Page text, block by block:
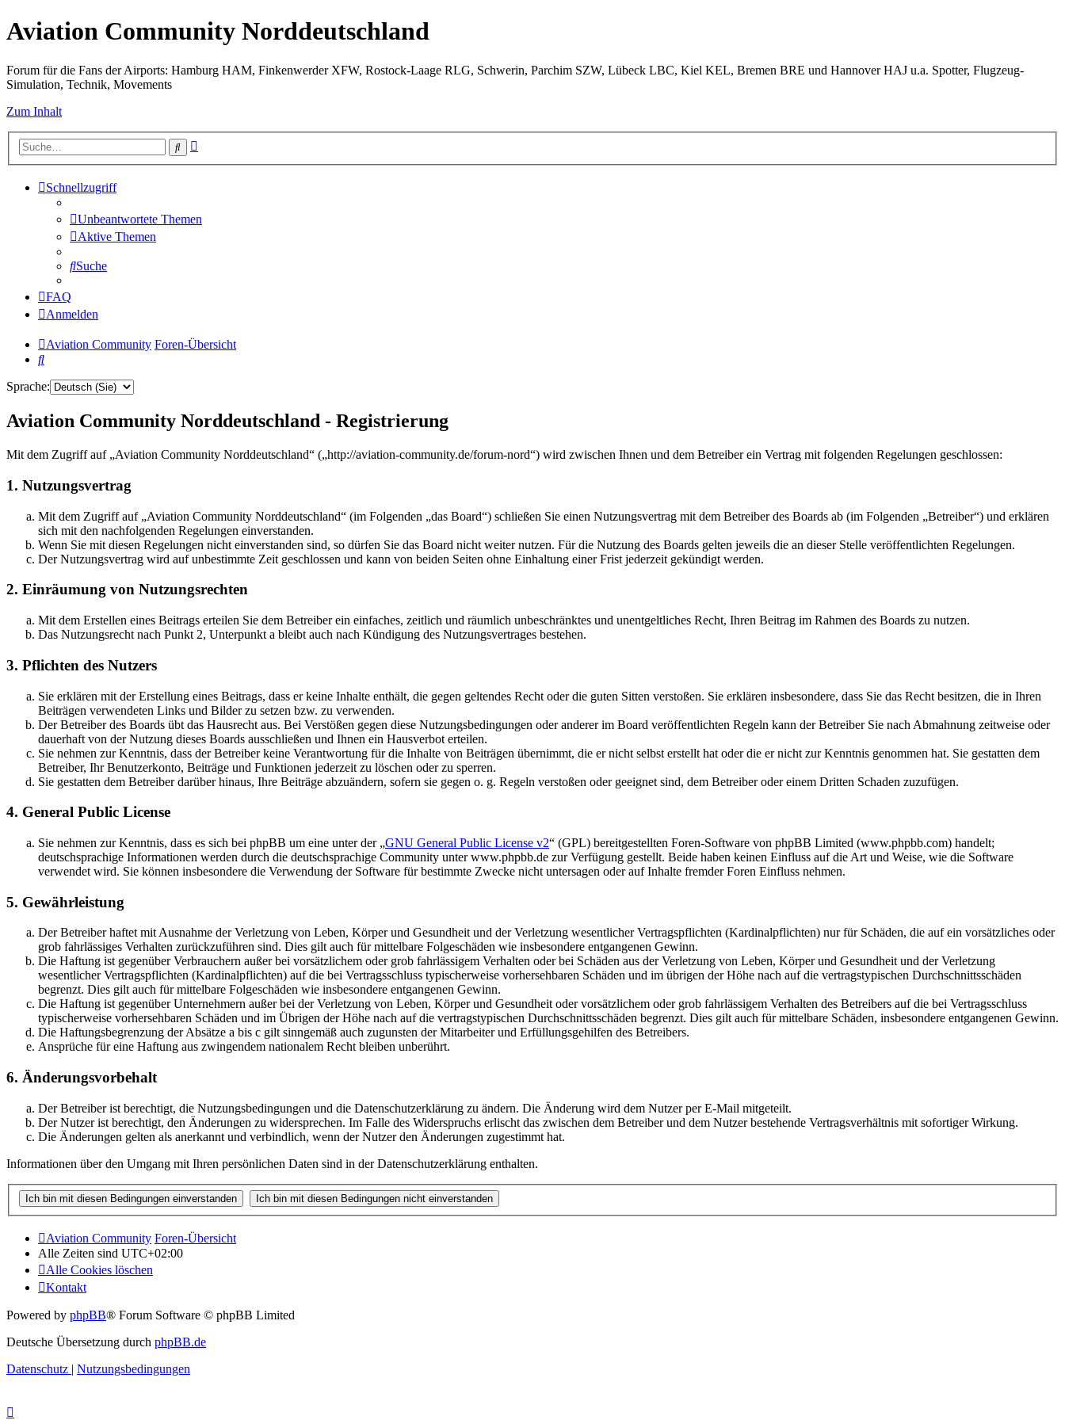
Aviation Community Norddeutschland
Forum für die Fans der Airports: Hamburg HAM, Finkenwerder XFW, Rostock-Laage RLG, Schwerin, Parchim SZW, Lübeck LBC, Kiel KEL, Bremen BRE und Hannover HAJ u.a. Spotter, Flugzeug-
Simulation, Technik, Movements
Zum Inhalt
Suche
Schnellzugriff
Unbeantwortete Themen
Aktive Themen
Suche
FAQ
Anmelden
Aviation Community Foren-Übersicht
Suche
Sprache:
Aviation Community Norddeutschland - Registrierung
Mit dem Zugriff auf „Aviation Community Norddeutschland“ („http://aviation-community.de/forum-nord“) wird zwischen Ihnen und dem Betreiber ein Vertrag mit folgenden Regelungen geschlossen:
1. Nutzungsvertrag
Mit dem Zugriff auf „Aviation Community Norddeutschland“ (im Folgenden „das Board“) schließen Sie einen Nutzungsvertrag mit dem Betreiber des Boards ab (im Folgenden „Betreiber“) und erklären
sich mit den nachfolgenden Regelungen einverstanden.
Wenn Sie mit diesen Regelungen nicht einverstanden sind, so dürfen Sie das Board nicht weiter nutzen. Für die Nutzung des Boards gelten jeweils die an dieser Stelle veröffentlichten Regelungen.
Der Nutzungsvertrag wird auf unbestimmte Zeit geschlossen und kann von beiden Seiten ohne Einhaltung einer Frist jederzeit gekündigt werden.
2. Einräumung von Nutzungsrechten
Mit dem Erstellen eines Beitrags erteilen Sie dem Betreiber ein einfaches, zeitlich und räumlich unbeschränktes und unentgeltliches Recht, Ihren Beitrag im Rahmen des Boards zu nutzen.
Das Nutzungsrecht nach Punkt 2, Unterpunkt a bleibt auch nach Kündigung des Nutzungsvertrages bestehen.
3. Pflichten des Nutzers
Sie erklären mit der Erstellung eines Beitrags, dass er keine Inhalte enthält, die gegen geltendes Recht oder die guten Sitten verstoßen. Sie erklären insbesondere, dass Sie das Recht besitzen, die in Ihren
Beiträgen verwendeten Links und Bilder zu setzen bzw. zu verwenden.
Der Betreiber des Boards übt das Hausrecht aus. Bei Verstößen gegen diese Nutzungsbedingungen oder anderer im Board veröffentlichten Regeln kann der Betreiber Sie nach Abmahnung zeitweise oder
dauerhaft von der Nutzung dieses Boards ausschließen und Ihnen ein Hausverbot erteilen.
Sie nehmen zur Kenntnis, dass der Betreiber keine Verantwortung für die Inhalte von Beiträgen übernimmt, die er nicht selbst erstellt hat oder die er nicht zur Kenntnis genommen hat. Sie gestatten dem
Betreiber, Ihr Benutzerkonto, Beiträge und Funktionen jederzeit zu löschen oder zu sperren.
Sie gestatten dem Betreiber darüber hinaus, Ihre Beiträge abzuändern, sofern sie gegen o. g. Regeln verstoßen oder geeignet sind, dem Betreiber oder einem Dritten Schaden zuzufügen.
4. General Public License
Sie nehmen zur Kenntnis, dass es sich bei phpBB um eine unter der „GNU General Public License v2“ (GPL) bereitgestellten Foren-Software von phpBB Limited (www.phpbb.com) handelt;
deutschsprachige Informationen werden durch die deutschsprachige Community unter www.phpbb.de zur Verfügung gestellt. Beide haben keinen Einfluss auf die Art und Weise, wie die Software
verwendet wird. Sie können insbesondere die Verwendung der Software für bestimmte Zwecke nicht untersagen oder auf Inhalte fremder Foren Einfluss nehmen.
5. Gewährleistung
Der Betreiber haftet mit Ausnahme der Verletzung von Leben, Körper und Gesundheit und der Verletzung wesentlicher Vertragspflichten (Kardinalpflichten) nur für Schäden, die auf ein vorsätzliches oder
grob fahrlässiges Verhalten zurückzuführen sind. Dies gilt auch für mittelbare Folgeschäden wie insbesondere entgangenen Gewinn.
Die Haftung ist gegenüber Verbrauchern außer bei vorsätzlichem oder grob fahrlässigem Verhalten oder bei Schäden aus der Verletzung von Leben, Körper und Gesundheit und der Verletzung
wesentlicher Vertragspflichten (Kardinalpflichten) auf die bei Vertragsschluss typischerweise vorhersehbaren Schäden und im übrigen der Höhe nach auf die vertragstypischen Durchschnittsschäden
begrenzt. Dies gilt auch für mittelbare Folgeschäden wie insbesondere entgangenen Gewinn.
Die Haftung ist gegenüber Unternehmern außer bei der Verletzung von Leben, Körper und Gesundheit oder vorsätzlichem oder grob fahrlässigem Verhalten des Betreibers auf die bei Vertragsschluss
typischerweise vorhersehbaren Schäden und im Übrigen der Höhe nach auf die vertragstypischen Durchschnittsschäden begrenzt. Dies gilt auch für mittelbare Schäden, insbesondere entgangenen Gewinn.
Die Haftungsbegrenzung der Absätze a bis c gilt sinngemäß auch zugunsten der Mitarbeiter und Erfüllungsgehilfen des Betreibers.
Ansprüche für eine Haftung aus zwingendem nationalem Recht bleiben unberührt.
6. Änderungsvorbehalt
Der Betreiber ist berechtigt, die Nutzungsbedingungen und die Datenschutzerklärung zu ändern. Die Änderung wird dem Nutzer per E-Mail mitgeteilt.
Der Nutzer ist berechtigt, den Änderungen zu widersprechen. Im Falle des Widerspruchs erlischt das zwischen dem Betreiber und dem Nutzer bestehende Vertragsverhältnis mit sofortiger Wirkung.
Die Änderungen gelten als anerkannt und verbindlich, wenn der Nutzer den Änderungen zugestimmt hat.
Informationen über den Umgang mit Ihren persönlichen Daten sind in der Datenschutzerklärung enthalten.
Aviation Community Foren-Übersicht
Alle Zeiten sind UTC+02:00
Alle Cookies löschen
Kontakt
Powered by phpBB® Forum Software © phpBB Limited
Deutsche Übersetzung durch phpBB.de
Datenschutz | Nutzungsbedingungen